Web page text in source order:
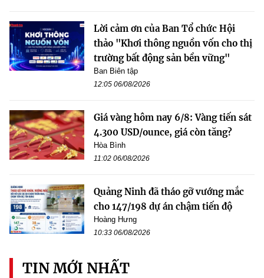
Lời cảm ơn của Ban Tổ chức Hội
thảo "Khơi thông nguồn vốn cho thị
trường bất động sản bền vững"
Ban Biên tập
12:05 06/08/2026
Giá vàng hôm nay 6/8: Vàng tiến sát
4.300 USD/ounce, giá còn tăng?
Hòa Bình
11:02 06/08/2026
Quảng Ninh đã tháo gỡ vướng mắc
cho 147/198 dự án chậm tiến độ
Hoàng Hưng
10:33 06/08/2026
TIN MỚI NHẤT